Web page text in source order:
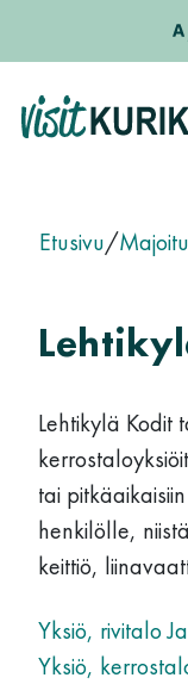
Päävalikko
Etusivu/
Lehtikylä Kodit
tai
henkilölle,
keittiö,
Yksiö, rivitalo
Yksiö,